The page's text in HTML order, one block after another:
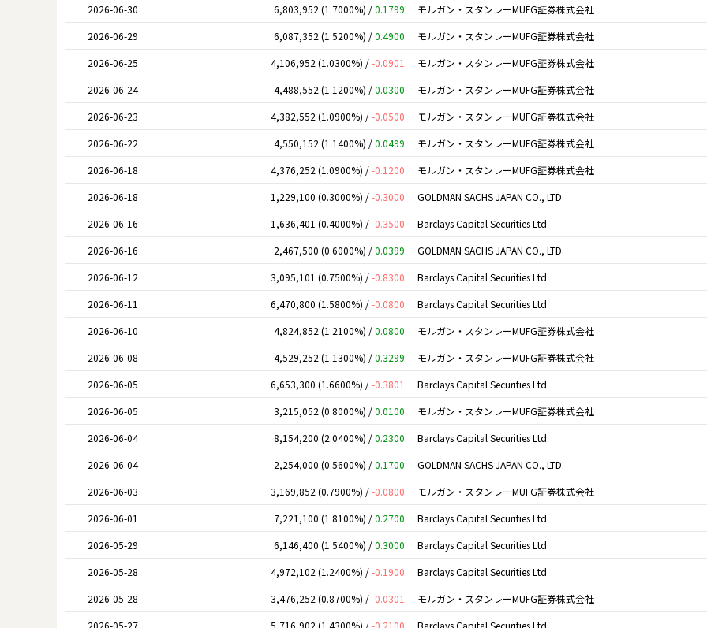
2026-06-30
6,803,952 (1.7000%) /0.1799 モルガン・スタンレーMUFG証券株式会社
2026-06-29
6,087,352 (1.5200%) /0.4900 モルガン・スタンレーMUFG証券株式会社
2026-06-25
4,106,952 (1.0300%) /-0.0901 モルガン・スタンレーMUFG証券株式会社
2026-06-24
4,488,552 (1.1200%) /0.0300 モルガン・スタンレーMUFG証券株式会社
2026-06-23
4,382,552 (1.0900%) /-0.0500 モルガン・スタンレーMUFG証券株式会社
2026-06-22
4,550,152 (1.1400%) /0.0499 モルガン・スタンレーMUFG証券株式会社
2026-06-18
4,376,252 (1.0900%) /-0.1200 モルガン・スタンレーMUFG証券株式会社
2026-06-18
1,229,100 (0.3000%) /-0.3000 GOLDMAN SACHS JAPAN CO., LTD.
2026-06-16
1,636,401 (0.4000%) /-0.3500 Barclays Capital Securities Ltd
2026-06-16
2,467,500 (0.6000%) /0.0399 GOLDMAN SACHS JAPAN CO., LTD.
2026-06-12
3,095,101 (0.7500%) /-0.8300 Barclays Capital Securities Ltd
2026-06-11
6,470,800 (1.5800%) /-0.0800 Barclays Capital Securities Ltd
2026-06-10
4,824,852 (1.2100%) /0.0800 モルガン・スタンレーMUFG証券株式会社
2026-06-08
4,529,252 (1.1300%) /0.3299 モルガン・スタンレーMUFG証券株式会社
2026-06-05
6,653,300 (1.6600%) /-0.3801 Barclays Capital Securities Ltd
2026-06-05
3,215,052 (0.8000%) /0.0100 モルガン・スタンレーMUFG証券株式会社
2026-06-04
8,154,200 (2.0400%) /0.2300 Barclays Capital Securities Ltd
2026-06-04
2,254,000 (0.5600%) /0.1700 GOLDMAN SACHS JAPAN CO., LTD.
2026-06-03
3,169,852 (0.7900%) /-0.0800 モルガン・スタンレーMUFG証券株式会社
2026-06-01
7,221,100 (1.8100%) /0.2700 Barclays Capital Securities Ltd
2026-05-29
6,146,400 (1.5400%) /0.3000 Barclays Capital Securities Ltd
2026-05-28
4,972,102 (1.2400%) /-0.1900 Barclays Capital Securities Ltd
2026-05-28
3,476,252 (0.8700%) /-0.0301 モルガン・スタンレーMUFG証券株式会社
2026-05-27
5,716,902 (1.4300%) /-0.2100 Barclays Capital Securities Ltd